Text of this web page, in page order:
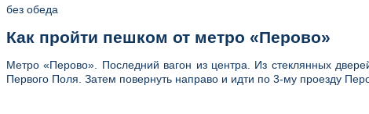
без обеда
Как пройти пешком от метро «Перово»
Метро «Перово». Последний вагон из центра. Из стеклянных
Первого Поля. Затем повернуть направо и идти по 3-му проезду